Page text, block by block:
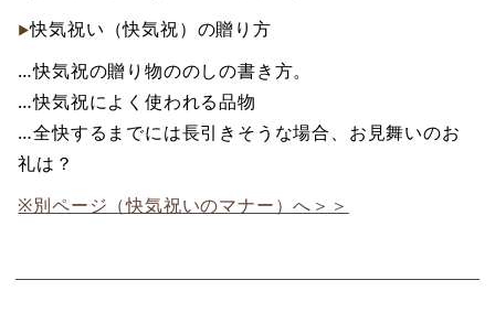
快気祝い（快気祝）の贈り方
…快気祝の贈り物ののしの書き方。
…快気祝によく使われる品物
…全快するまでには長引きそうな場合、お見舞いのお
礼は？
※別ページ（快気祝いのマナー）へ＞＞